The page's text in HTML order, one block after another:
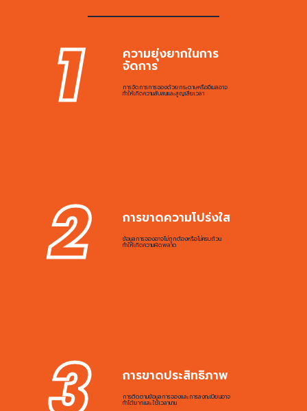
1 ความยุ่งยากในการ
จัดการ
การจัดการการจองด้วยกระดาษหรืออีเมลอาจ
ทำให้เกิดความสับสนและสูญเสียเวลา
2 การขาดความโปร่งใส
ข้อมูลการจองอาจไม่ถูกต้องหรือไม่ครบถ้วน
ทำให้เกิดความผิดพลาด
3 การขาดประสิทธิภาพ
การติดตามข้อมูลการจองและการลงทะเบียนอาจ
ทำได้ยากและใช้เวลานาน